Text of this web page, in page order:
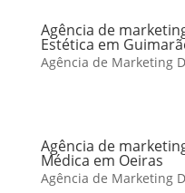
Agência de
Estética em
Agência de Marketing
Agência de
Médica em Oeiras
Agência de Marketing